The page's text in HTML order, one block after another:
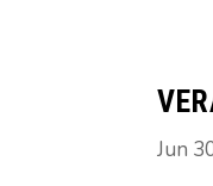
Jun